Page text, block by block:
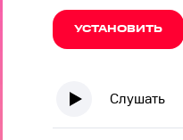
УСТАНОВИТЬ
Слушать